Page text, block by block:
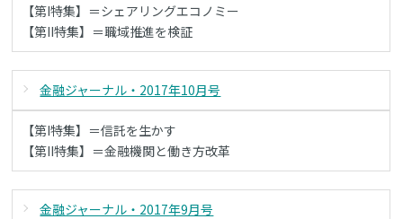
【第I特集】＝シェアリングエコノミー
【第II特集】＝職域推進を検証
金融ジャーナル・2017年10月号
【第I特集】＝信託を生かす
【第II特集】＝金融機関と働き方改革
金融ジャーナル・2017年9月号